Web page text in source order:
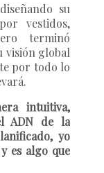
su
vestidos,
terminó
visión global
por todo lo
intuitiva,
ADN de la
yo
es algo que